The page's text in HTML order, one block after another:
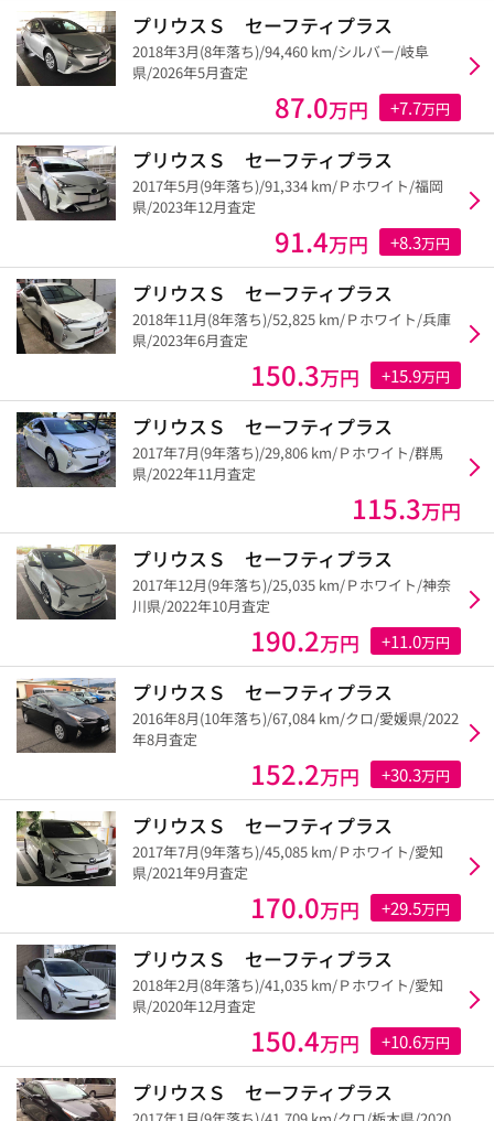
プリウスＳ セーフティプラス
2018年3月(8年落ち)/94,460 km/シルバー/岐阜
県/2026年5月査定
87.0万円 +7.7万円
プリウスＳ セーフティプラス
2017年5月(9年落ち)/91,334 km/Ｐホワイト/福岡
県/2023年12月査定
91.4万円 +8.3万円
プリウスＳ セーフティプラス
2018年11月(8年落ち)/52,825 km/Ｐホワイト/兵庫
県/2023年6月査定
150.3万円 +15.9万円
プリウスＳ セーフティプラス
2017年7月(9年落ち)/29,806 km/Ｐホワイト/群馬
県/2022年11月査定
115.3万円
プリウスＳ セーフティプラス
2017年12月(9年落ち)/25,035 km/Ｐホワイト/神奈
川県/2022年10月査定
190.2万円 +11.0万円
プリウスＳ セーフティプラス
2016年8月(10年落ち)/67,084 km/クロ/愛媛県/2022
年8月査定
152.2万円 +30.3万円
プリウスＳ セーフティプラス
2017年7月(9年落ち)/45,085 km/Ｐホワイト/愛知
県/2021年9月査定
170.0万円 +29.5万円
プリウスＳ セーフティプラス
2018年2月(8年落ち)/41,035 km/Ｐホワイト/愛知
県/2020年12月査定
150.4万円 +10.6万円
プリウスＳ セーフティプラス